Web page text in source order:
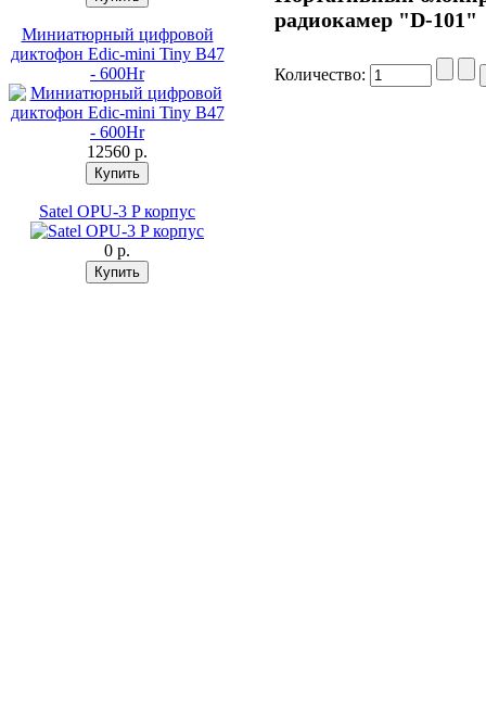
Миниатюрный цифровой
диктофон Edic-mini Tiny B47
- 600Hr
12560 p.
Satel OPU-3 P корпус
0 p.
радиокамер "D-101"
Количество: